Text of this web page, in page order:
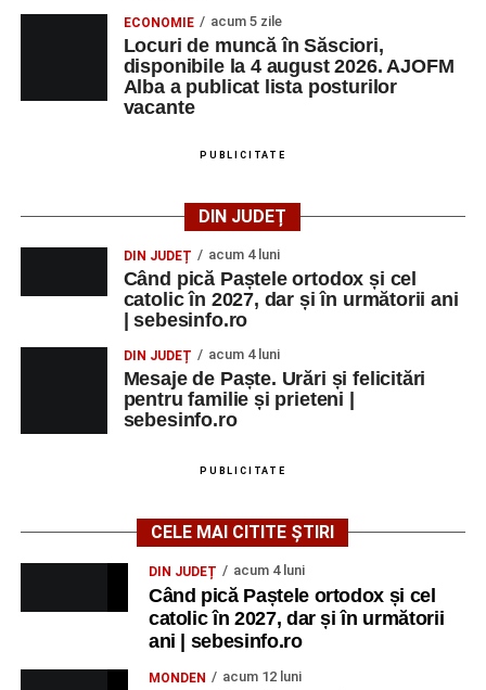
ECONOMIE acum 5 zile
Locuri de muncă în Săsciori,
disponibile la 4 august 2026. AJOFM
Alba a publicat lista posturilor
vacante
PUBLICITATE
DIN JUDEȚ
DIN JUDEȚ acum 4 luni
Când pică Paștele ortodox și cel
catolic în 2027, dar și în următorii ani
| sebesinfo.ro
DIN JUDEȚ acum 4 luni
Mesaje de Paște. Urări și felicitări
pentru familie și prieteni |
sebesinfo.ro
PUBLICITATE
CELE MAI CITITE ȘTIRI
DIN JUDEȚ acum 4 luni
Când pică Paștele ortodox și cel
catolic în 2027, dar și în următorii
ani | sebesinfo.ro
MONDEN acum 12 luni